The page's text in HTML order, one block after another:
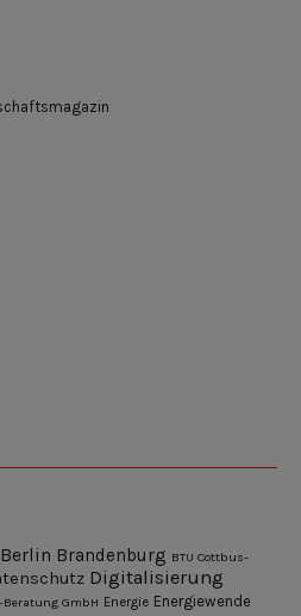
Berlin Brandenburg BTU Cottbus-
Digitalisierung
Beratung GmbH Energie Energiewende